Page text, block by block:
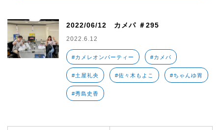
2022/06/12 カメパ ＃295
2022.6.12
#カメレオンパーティー #カメパ
#土屋礼央 #佐々木もよこ #ちゃんゆ胃
#秀島史香